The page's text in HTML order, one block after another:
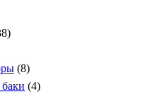
(8)
(4)